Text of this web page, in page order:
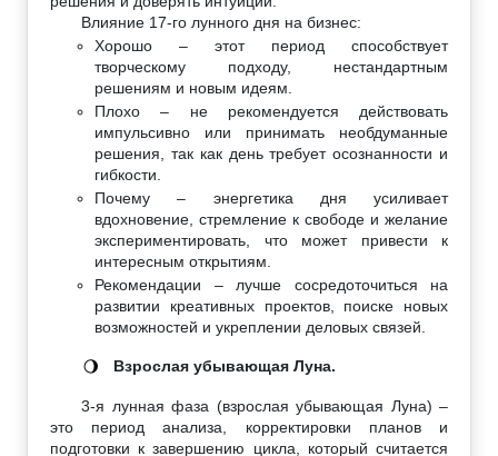
Влияние 17-го лунного дня на бизнес:
Хорошо – этот период способствует
творческому подходу, нестандартным
решениям и новым идеям.
Плохо – не рекомендуется действовать
импульсивно или принимать необдуманные
решения, так как день требует осознанности и
гибкости.
Почему – энергетика дня усиливает
вдохновение, стремление к свободе и желание
экспериментировать, что может привести к
интересным открытиям.
Рекомендации – лучше сосредоточиться на
развитии креативных проектов, поиске новых
возможностей и укреплении деловых связей.
🌖 Взрослая убывающая Луна.
3-я лунная фаза (взрослая убывающая Луна) –
это период анализа, корректировки планов и
подготовки к завершению цикла, который считается